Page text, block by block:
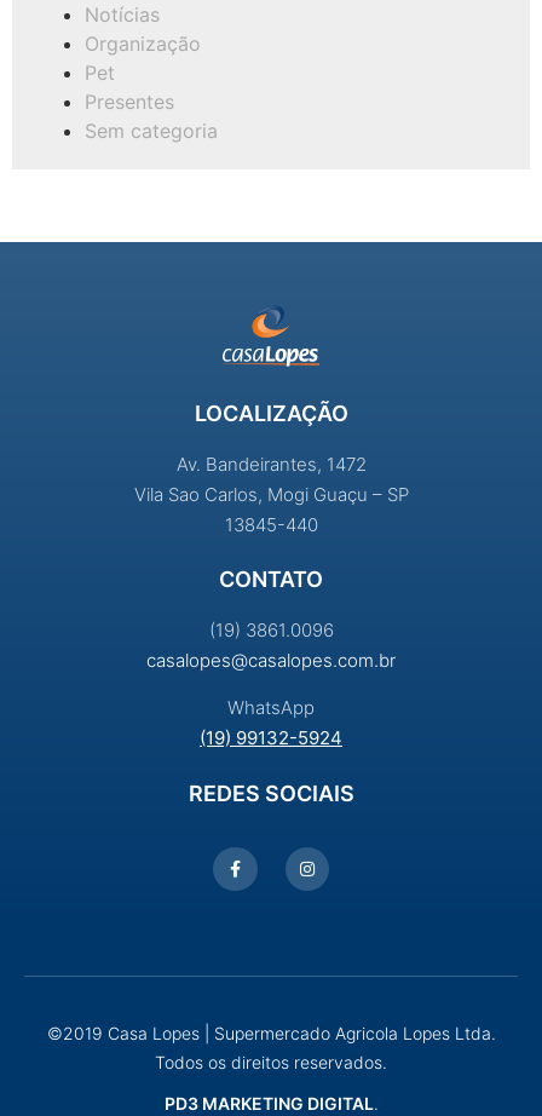
Notícias
Organização
Pet
Presentes
Sem categoria
LOCALIZAÇÃO
Av. Bandeirantes, 1472
Vila Sao Carlos, Mogi Guaçu – SP
13845-440
CONTATO
(19) 3861.0096
casalopes@casalopes.com.br
WhatsApp
(19) 99132-5924
REDES SOCIAIS
©2019 Casa Lopes | Supermercado Agricola Lopes Ltda.
Todos os direitos reservados.
PD3 MARKETING DIGITAL.